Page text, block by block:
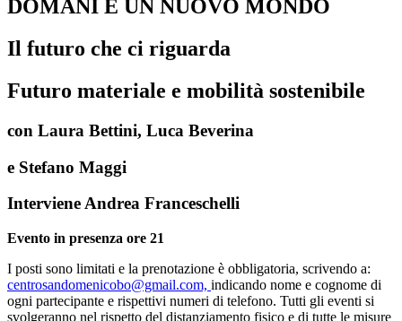
DOMANI È UN NUOVO MONDO
Il futuro che ci riguarda
Futuro materiale e mobilità sostenibile
con Laura Bettini, Luca Beverina
e Stefano Maggi
Interviene Andrea Franceschelli
Evento in presenza ore 21
I posti sono limitati e la prenotazione è obbligatoria, scrivendo a:
centrosandomenicobo@gmail.com, indicando nome e cognome di
ogni partecipante e rispettivi numeri di telefono. Tutti gli eventi si
svolgeranno nel rispetto del distanziamento fisico e di tutte le misure